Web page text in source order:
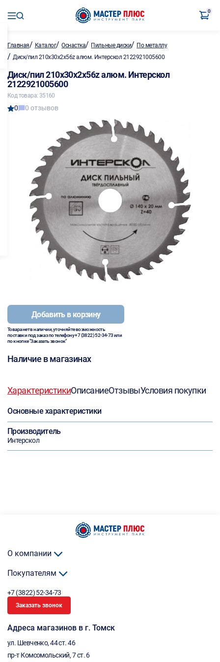
0
Главная/ Каталог/Оснастка/ Пильные диски/ По металлу
/ Диск/пил 210х30х2х56z алюм. Интерскол 2122921005600
Диск/пил 210х30х2х56z алюм. Интерскол
2122921005600
Код товара: 35160
0 0 отзывов
Добавить в корзину
Товара нет в наличии, уточняйте возможность
поставки под заказ по телефону+7 (3822) 52-34-73или
по кнопке "Заказать звонок"
Наличие в магазинах
ХарактеристикиОписаниеОтзывыУсловия покупки
Основные характеристики
Производитель
Интерскол
О компании
Покупателям
+7 (3822) 52-34-73
Заказать звонок
Адреса магазинов в г. Томск
ул. Шевченко, 44 ст. 46
пр-т Комсомольский, 7 ст. 6